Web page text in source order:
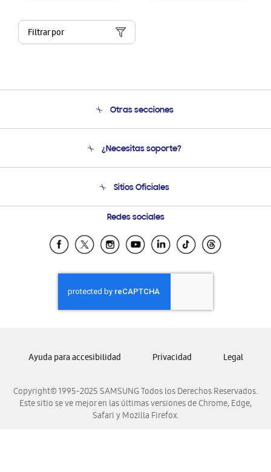
Filtrar por
Otras secciones
Soporte
Seguimiento de tu pedido
Condiciones de Compra
¿Necesitas soporte?
Soporte vía eMail
Preguntas Frecuentes
Sitios Oficiales
Samsung Costa Rica
Samsung Ecuador
Samsung El Salvador
Samsung Guatemala
Samsung Honduras
Samsung Nicaragua
Samsung Venezuela
Redes sociales
Copyright© 1995-2025 SAMSUNG Todos los Derechos Reservados.
Este sitio se ve mejor en las últimas versiones de Chrome, Edge,
Safari y Mozilla Firefox.
Ayuda para accesibilidad Privacidad Legal